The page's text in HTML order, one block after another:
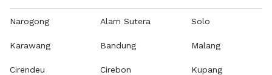
Narogong
Karawang
Cirendeu
Alam Sutera
Bandung
Cirebon
Solo
Malang
Kupang